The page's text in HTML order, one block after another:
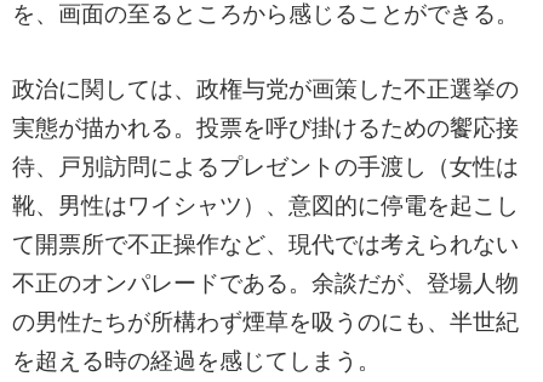
を、画面の至るところから感じることができる。
政治に関しては、政権与党が画策した不正選挙の
実態が描かれる。投票を呼び掛けるための饗応接
待、戸別訪問によるプレゼントの手渡し（女性は
靴、男性はワイシャツ）、意図的に停電を起こし
て開票所で不正操作など、現代では考えられない
不正のオンパレードである。余談だが、登場人物
の男性たちが所構わず煙草を吸うのにも、半世紀
を超える時の経過を感じてしまう。